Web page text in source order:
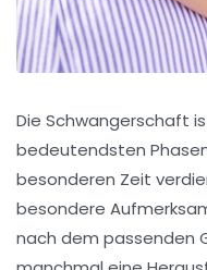
Die Schwangerschaft
bedeutendsten
besonderen Zeit
besondere
nach dem passenden